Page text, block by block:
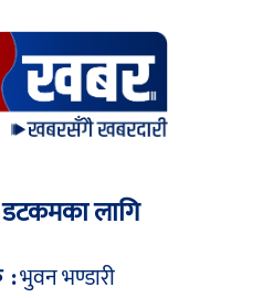
लागि
:भुवन भण्डारी